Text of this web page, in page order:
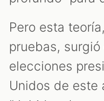
Pero esta
pruebas,
elecciones
Unidos de este